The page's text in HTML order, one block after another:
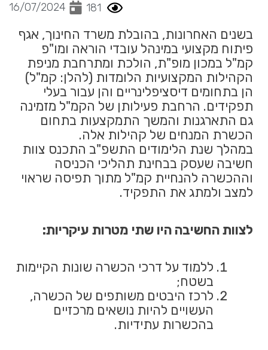
16/07/2024 181
בשנים האחרונות, בהובלת משרד החינוך, אגף
פיתוח מקצועי במינהל עובדי הוראה ומו"פ
קמ"ל במכון מופ"ת, הולכת ומתרחבת מניפת
הקהילות המקצועיות הלומדות (להלן: קמ"ל)
הן בתחומים דיסציפלינריים והן עבור בעלי
תפקידים. הרחבת פעילותן של הקמ"ל מזמינה
גם התארגנות והמשך התמקצעות בתחום
הכשרת המנחים של קהילות אלה.
במהלך שנת הלימודים התשפ"ב התכנס צוות
חשיבה שעסק בבחינת תהליכי הכניסה
וההכשרה להנחיית קמ"ל מתוך תפיסה שראוי
למצב ולמתג את התפקיד.
לצוות החשיבה היו שתי מטרות עיקריות:
ללמוד על דרכי הכשרה שונות הקיימות
בשטח;
לרכז היבטים משותפים של הכשרה,
העשויים להיות נושאים מרכזיים
בהכשרות עתידיות.